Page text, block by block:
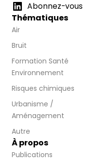
Abonnez-vous
Thématiques
Air
Bruit
Formation Santé
Environnement
Risques chimiques
Urbanisme /
Aménagement
Autre
À propos
Publications